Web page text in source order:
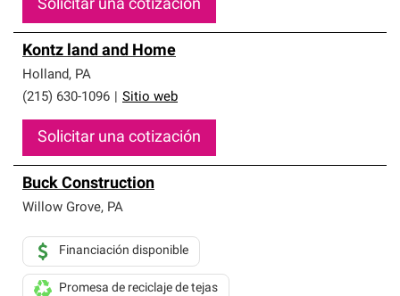
Solicitar una cotización
Kontz land and Home
Holland, PA
(215) 630-1096
Sitio web
Solicitar una cotización
Buck Construction
Willow Grove, PA
Financiación disponible
Promesa de reciclaje de tejas